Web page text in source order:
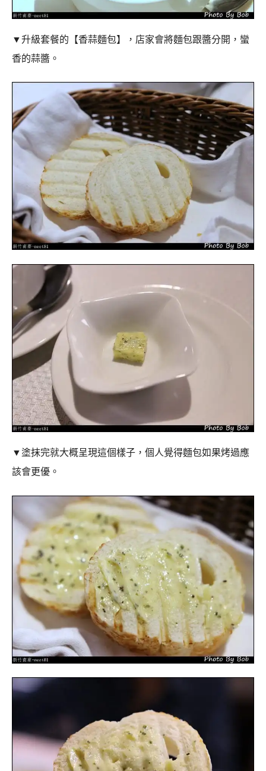
▼升級套餐的 【香蒜麵包】，店家會將麵包跟醬分開，蠻
香的蒜醬。
▼塗抹完就大概呈現這個樣子，個人覺得麵包如果烤過應
該會更優。